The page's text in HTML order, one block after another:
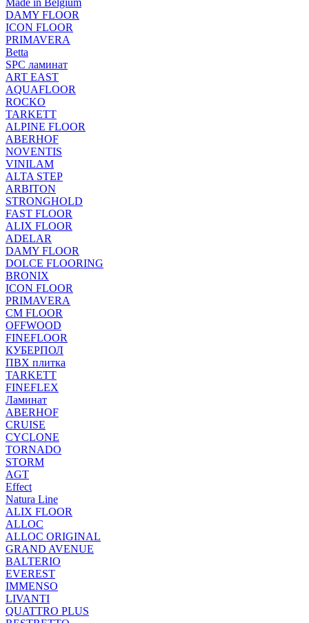
Made in Belgium
DAMY FLOOR
ICON FLOOR
PRIMAVERA
Betta
SPC ламинат
ART EAST
AQUAFLOOR
ROCKO
TARKETT
ALPINE FLOOR
ABERHOF
NOVENTIS
VINILAM
ALTA STEP
ARBITON
STRONGHOLD
FAST FLOOR
ALIX FLOOR
ADELAR
DAMY FLOOR
DOLCE FLOORING
BRONIX
ICON FLOOR
PRIMAVERA
CM FLOOR
OFFWOOD
FINEFLOOR
КУБЕРПОЛ
ПВХ плитка
TARKETT
FINEFLEX
Ламинат
ABERHOF
CRUISE
CYCLONE
TORNADO
STORM
AGT
Effect
Natura Line
ALIX FLOOR
ALLOC
ALLOC ORIGINAL
GRAND AVENUE
BALTERIO
EVEREST
IMMENSO
LIVANTI
QUATTRO PLUS